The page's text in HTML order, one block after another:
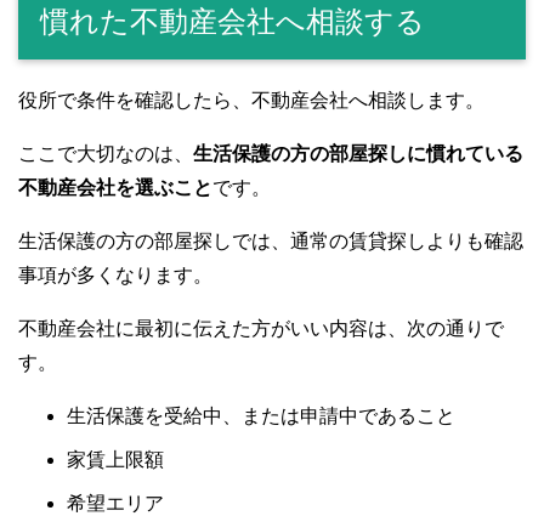
慣れた不動産会社へ相談する
役所で条件を確認したら、不動産会社へ相談します。
ここで大切なのは、 生活保護の方の部屋探しに慣れている
不動産会社を選ぶことです。
生活保護の方の部屋探しでは、通常の賃貸探しよりも確認
事項が多くなります。
不動産会社に最初に伝えた方がいい内容は、次の通りで
す。
生活保護を受給中、または申請中であること
家賃上限額
希望エリア